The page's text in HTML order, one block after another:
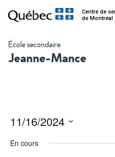
Centre de
de Montréal
École secondaire
Jeanne-Mance
11/16/2024
une
En cours